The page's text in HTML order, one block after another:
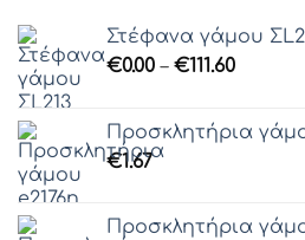
Στέφανα γάμου
€0.00 – €111.60Price
Προσκλητήρια
€1.67
Προσκλητήρια